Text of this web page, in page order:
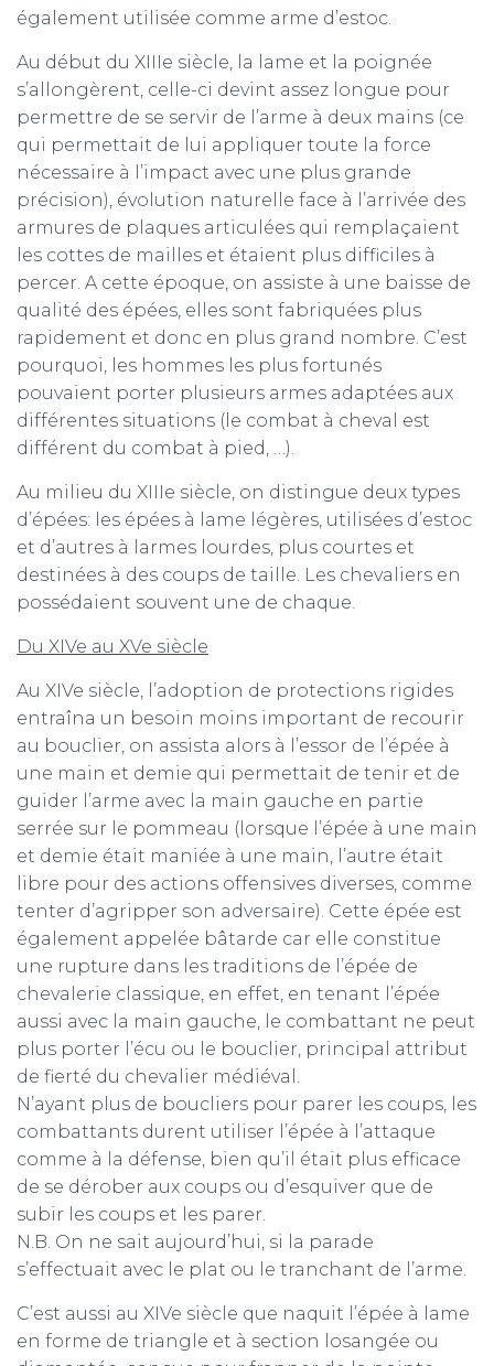
également utilisée comme arme d’estoc.
Au début du XIIIe siècle, la lame et la poignée
s’allongèrent, celle-ci devint assez longue pour
permettre de se servir de l’arme à deux mains (ce
qui permettait de lui appliquer toute la force
nécessaire à l’impact avec une plus grande
précision), évolution naturelle face à l’arrivée des
armures de plaques articulées qui remplaçaient
les cottes de mailles et étaient plus difficiles à
percer. A cette époque, on assiste à une baisse de
qualité des épées, elles sont fabriquées plus
rapidement et donc en plus grand nombre. C’est
pourquoi, les hommes les plus fortunés
pouvaient porter plusieurs armes adaptées aux
différentes situations (le combat à cheval est
différent du combat à pied, …).
Au milieu du XIIIe siècle, on distingue deux types
d’épées: les épées à lame légères, utilisées d’estoc
et d’autres à larmes lourdes, plus courtes et
destinées à des coups de taille. Les chevaliers en
possédaient souvent une de chaque.
Du XIVe au XVe siècle
Au XIVe siècle, l’adoption de protections rigides
entraîna un besoin moins important de recourir
au bouclier, on assista alors à l’essor de l’épée à
une main et demie qui permettait de tenir et de
guider l’arme avec la main gauche en partie
serrée sur le pommeau (lorsque l’épée à une main
et demie était maniée à une main, l’autre était
libre pour des actions offensives diverses, comme
tenter d’agripper son adversaire). Cette épée est
également appelée bâtarde car elle constitue
une rupture dans les traditions de l’épée de
chevalerie classique, en effet, en tenant l’épée
aussi avec la main gauche, le combattant ne peut
plus porter l’écu ou le bouclier, principal attribut
de fierté du chevalier médiéval.
N’ayant plus de boucliers pour parer les coups, les
combattants durent utiliser l’épée à l’attaque
comme à la défense, bien qu’il était plus efficace
de se dérober aux coups ou d’esquiver que de
subir les coups et les parer.
N.B. On ne sait aujourd’hui, si la parade
s’effectuait avec le plat ou le tranchant de l’arme.
C’est aussi au XIVe siècle que naquit l’épée à lame
en forme de triangle et à section losangée ou